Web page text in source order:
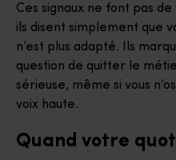
Ces signaux ne font pas
ils disent simplement que
n’est plus adapté. Ils
question de quitter le
sérieuse, même si vous
voix haute.
Quand votre